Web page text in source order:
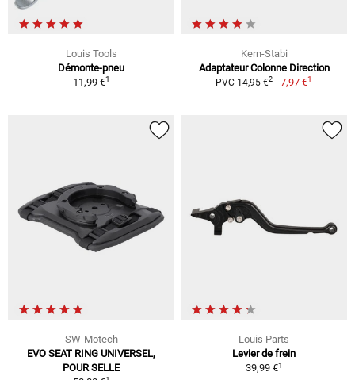
Louis Tools
Démonte-pneu
11,99 €1
Kern-Stabi
Adaptateur Colonne Direction
PVC 14,95 €2 7,97 €1
SW-Motech
EVO SEAT RING UNIVERSEL,
POUR SELLE
Louis Parts
Levier de frein
39,99 €1